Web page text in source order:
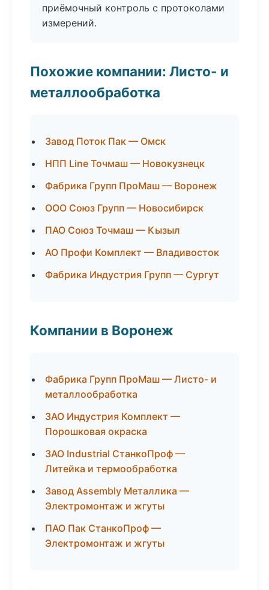
приёмочный контроль с протоколами
измерений.
Похожие компании: Листо- и
металлообработка
Завод Поток Пак — Омск
НПП Line Точмаш — Новокузнецк
Фабрика Групп ПроМаш — Воронеж
ООО Союз Групп — Новосибирск
ПАО Союз Точмаш — Кызыл
АО Профи Комплект — Владивосток
Фабрика Индустрия Групп — Сургут
Компании в Воронеж
Фабрика Групп ПроМаш — Листо- и
металлообработка
ЗАО Индустрия Комплект —
Порошковая окраска
ЗАО Industrial СтанкоПроф —
Литейка и термообработка
Завод Assembly Металлика —
Электромонтаж и жгуты
ПАО Пак СтанкоПроф —
Электромонтаж и жгуты